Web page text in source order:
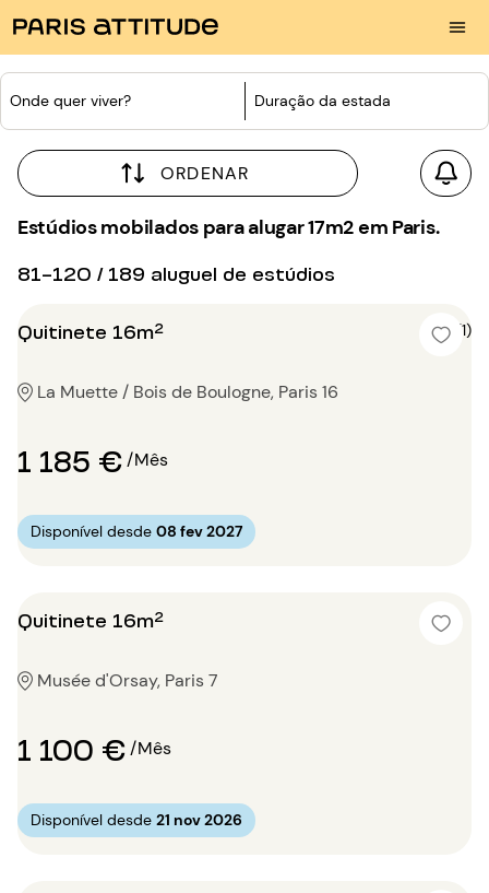
Onde quer viver? Duração da estada
ORDENAR
Estúdios mobilados para alugar 17m2 em Paris.
81-120 / 189 aluguel de estúdios
Quitinete 16m² 5 (1)
La Muette / Bois de Boulogne, Paris 16
1 185 €/Mês
Disponível desde 08 fev 2027
Quitinete 16m²
Musée d'Orsay, Paris 7
1 100 €/Mês
Disponível desde 21 nov 2026